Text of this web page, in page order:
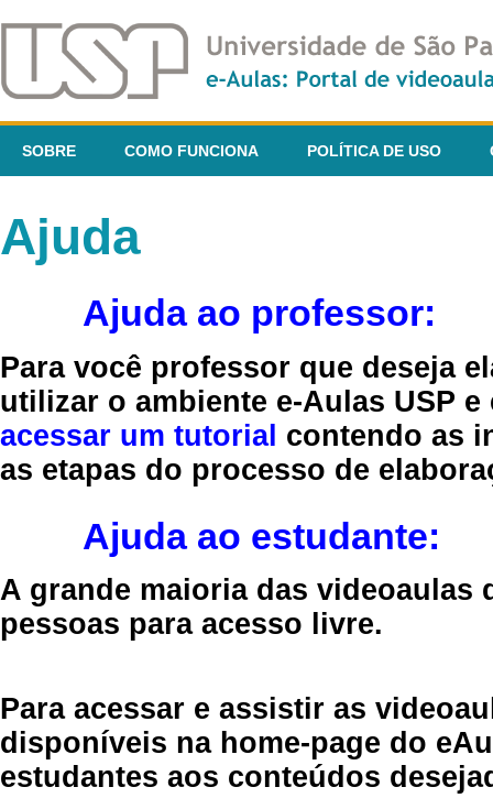
SOBRE COMO FUNCIONA POLÍTICA DE USO
Ajuda
Ajuda ao professor:
Para você professor que deseja
utilizar o ambiente e-Aulas USP
acessar um tutorial contendo as
as etapas do processo de
Ajuda ao estudante:
A grande maioria das videoaulas
pessoas para acesso livre.
Para acessar e assistir as
disponíveis na home-page do
estudantes aos conteúdos